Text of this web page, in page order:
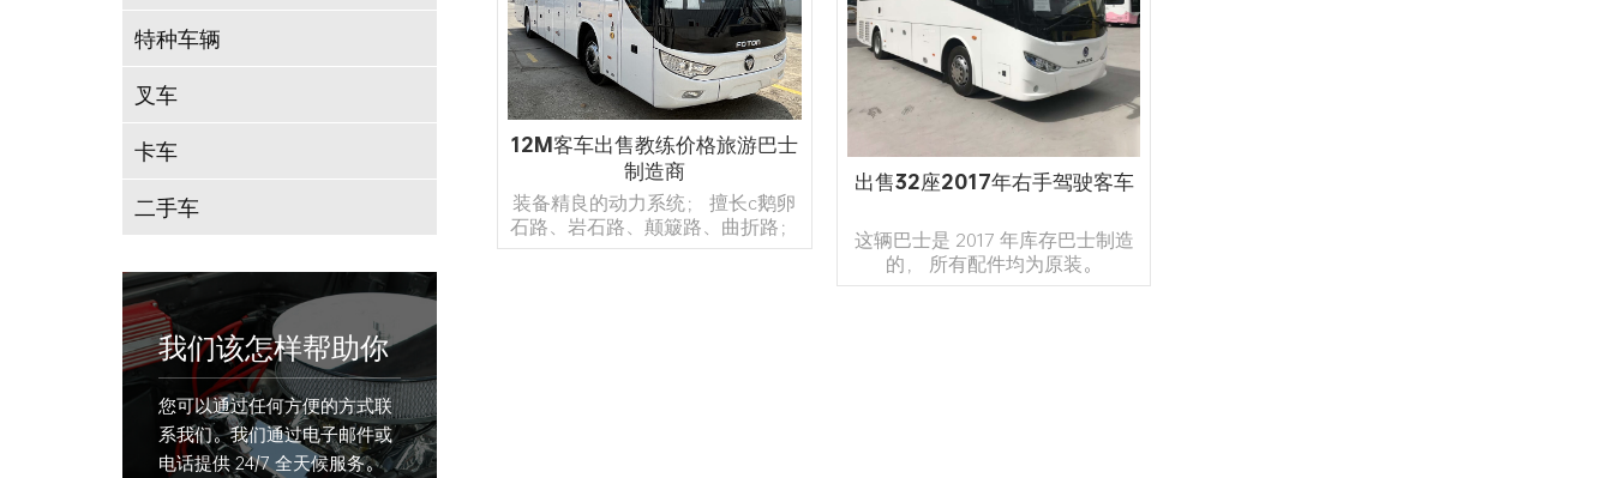
特种车辆
叉车
卡车
二手车
我们该怎样帮助你
您可以通过任何方便的方式联
系我们。我们通过电子邮件或
电话提供 24/7 全天候服务。
12M客车出售教练价格旅游巴士
制造商
装备精良的动力系统； 擅长c鹅卵
石路、岩石路、颠簸路、曲折路；
20（佣金）+20（质量）专业的发
出售32座2017年右手驾驶客车
这辆巴士是 2017 年库存巴士制造
的， 所有配件均为原装。